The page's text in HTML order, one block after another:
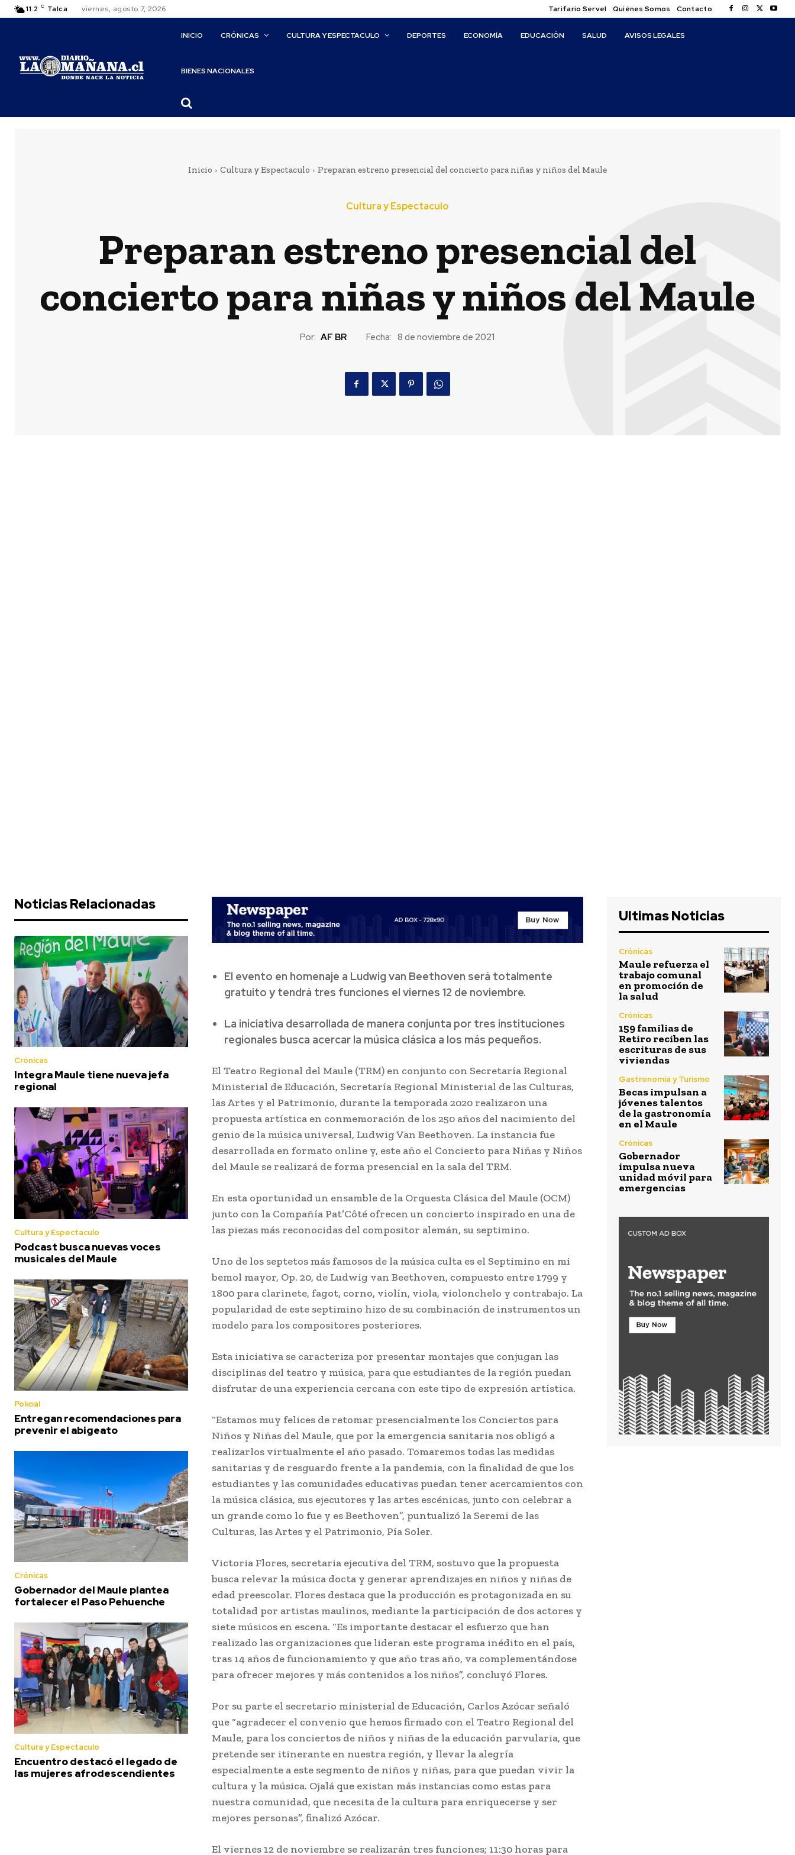
11.2 C Talca viernes, agosto 7, 2026 Tarifario Servel Quiénes Somos Contacto
INICIO CRÓNICAS CULTURA Y ESPECTACULO DEPORTES ECONOMÍA EDUCACIÓN SALUD AVISOS LEGALES
BIENES NACIONALES
Inicio Cultura y Espectaculo Preparan estreno presencial del concierto para niñas y niños del Maule
Cultura y Espectaculo
Preparan estreno presencial del
concierto para niñas y niños del Maule
Por: AF BR Fecha: 8 de noviembre de 2021
Noticias Relacionadas
Crónicas
Integra Maule tiene nueva jefa
regional
Cultura y Espectaculo
Podcast busca nuevas voces
musicales del Maule
Policial
Entregan recomendaciones para
prevenir el abigeato
Crónicas
Gobernador del Maule plantea
fortalecer el Paso Pehuenche
Cultura y Espectaculo
Encuentro destacó el legado de
las mujeres afrodescendientes
El evento en homenaje a Ludwig van Beethoven será totalmente
gratuito y tendrá tres funciones el viernes 12 de noviembre.
La iniciativa desarrollada de manera conjunta por tres instituciones
regionales busca acercar la música clásica a los más pequeños.
El Teatro Regional del Maule (TRM) en conjunto con Secretaría Regional
Ministerial de Educación, Secretaría Regional Ministerial de las Culturas,
las Artes y el Patrimonio, durante la temporada 2020 realizaron una
propuesta artística en conmemoración de los 250 años del nacimiento del
genio de la música universal, Ludwig Van Beethoven. La instancia fue
desarrollada en formato online y, este año el Concierto para Niñas y Niños
del Maule se realizará de forma presencial en la sala del TRM.
En esta oportunidad un ensamble de la Orquesta Clásica del Maule (OCM)
junto con la Compañía Pat’Côté ofrecen un concierto inspirado en una de
las piezas más reconocidas del compositor alemán, su septimino.
Uno de los septetos más famosos de la música culta es el Septimino en mi
bemol mayor, Op. 20, de Ludwig van Beethoven, compuesto entre 1799 y
1800 para clarinete, fagot, corno, violín, viola, violonchelo y contrabajo. La
popularidad de este septimino hizo de su combinación de instrumentos un
modelo para los compositores posteriores.
Esta iniciativa se caracteriza por presentar montajes que conjugan las
disciplinas del teatro y música, para que estudiantes de la región puedan
disfrutar de una experiencia cercana con este tipo de expresión artística.
“Estamos muy felices de retomar presencialmente los Conciertos para
Niños y Niñas del Maule, que por la emergencia sanitaria nos obligó a
realizarlos virtualmente el año pasado. Tomaremos todas las medidas
sanitarias y de resguardo frente a la pandemia, con la finalidad de que los
estudiantes y las comunidades educativas puedan tener acercamientos con
la música clásica, sus ejecutores y las artes escénicas, junto con celebrar a
un grande como lo fue y es Beethoven”, puntualizó la Seremi de las
Culturas, las Artes y el Patrimonio, Pía Soler.
Victoria Flores, secretaria ejecutiva del TRM, sostuvo que la propuesta
busca relevar la música docta y generar aprendizajes en niños y niñas de
edad preescolar. Flores destaca que la producción es protagonizada en su
totalidad por artistas maulinos, mediante la participación de dos actores y
siete músicos en escena. “Es importante destacar el esfuerzo que han
realizado las organizaciones que lideran este programa inédito en el país,
tras 14 años de funcionamiento y que año tras año, va complementándose
para ofrecer mejores y más contenidos a los niños”, concluyó Flores.
Por su parte el secretario ministerial de Educación, Carlos Azócar señaló
que “agradecer el convenio que hemos firmado con el Teatro Regional del
Maule, para los conciertos de niños y niñas de la educación parvularia, que
pretende ser itinerante en nuestra región, y llevar la alegría
especialmente a este segmento de niños y niñas, para que puedan vivir la
cultura y la música. Ojalá que existan más instancias como estas para
nuestra comunidad, que necesita de la cultura para enriquecerse y ser
mejores personas”, finalizó Azócar.
El viernes 12 de noviembre se realizarán tres funciones; 11:30 horas para
Ultimas Noticias
Crónicas
Maule refuerza el
trabajo comunal
en promoción de
la salud
Crónicas
159 familias de
Retiro reciben las
escrituras de sus
viviendas
Gastronomía y Turismo
Becas impulsan a
jóvenes talentos
de la gastronomía
en el Maule
Crónicas
Gobernador
impulsa nueva
unidad móvil para
emergencias